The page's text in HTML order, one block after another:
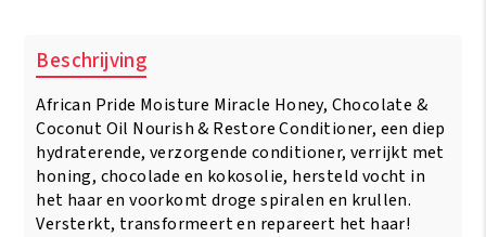
Honey,
Chocoloate
Coconut
Oil
Conditioner
354ml
aantal
Beschrijving
African Pride Moisture Miracle Honey, Chocolate &
Coconut Oil Nourish & Restore Conditioner, een diep
hydraterende, verzorgende conditioner, verrijkt met
honing, chocolade en kokosolie, hersteld vocht in
het haar en voorkomt droge spiralen en krullen.
Versterkt, transformeert en repareert het haar!